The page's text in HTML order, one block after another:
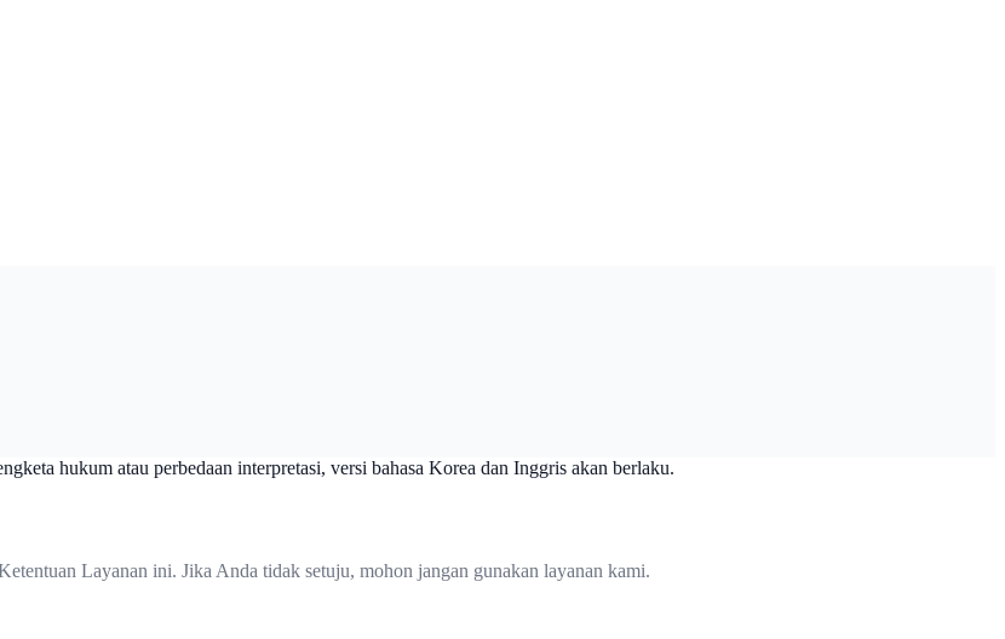
hukum atau perbedaan interpretasi, versi bahasa Korea dan Inggris akan berlaku.
Layanan ini. Jika Anda tidak setuju, mohon jangan gunakan layanan kami.